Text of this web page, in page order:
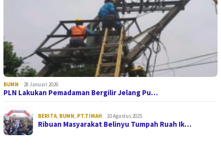
BUMN 28 Januari 2026
PLN Lakukan Pemadaman Bergilir Jelang Pu…
BERITA, BUMN, PT.TIMAH 10 Agustus 2025
Ribuan Masyarakat Belinyu Tumpah Ruah Ik…